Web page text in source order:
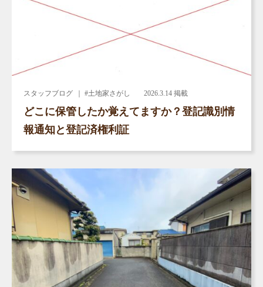
スタッフブログ ｜ #土地家さがし 2026.3.14 掲載
どこに保管したか覚えてますか？登記識別情
報通知と登記済権利証